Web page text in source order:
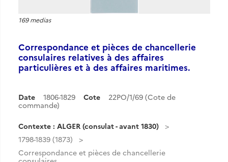
169 medias
Correspondance et pièces de chancellerie
consulaires relatives à des affaires
particulières et à des affaires maritimes.
Date 1806-1829 Cote
22PO/1/69 (Cote de
commande)
Contexte : ALGER (consulat - avant 1830)
1798-1839 (1873)
Correspondance et pièces de chancellerie